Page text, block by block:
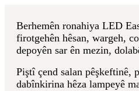
Berhemên ronahiya LED
firotgehên hêsan, wargeh,
depoyên sar ên mezin,
Piştî çend salan
dabînkirina hêza lampeyê